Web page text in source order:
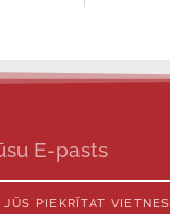
PIEKRĪTAT